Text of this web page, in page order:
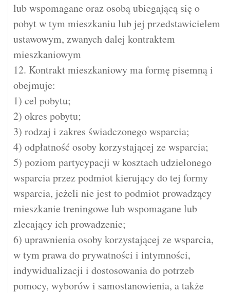
lub wspomagane oraz osobą ubiegającą się o
pobyt w tym mieszkaniu lub jej przedstawicielem
ustawowym, zwanych dalej kontraktem
mieszkaniowym
12. Kontrakt mieszkaniowy ma formę pisemną i
obejmuje:
1) cel pobytu;
2) okres pobytu;
3) rodzaj i zakres świadczonego wsparcia;
4) odpłatność osoby korzystającej ze wsparcia;
5) poziom partycypacji w kosztach udzielonego
wsparcia przez podmiot kierujący do tej formy
wsparcia, jeżeli nie jest to podmiot prowadzący
mieszkanie treningowe lub wspomagane lub
zlecający ich prowadzenie;
6) uprawnienia osoby korzystającej ze wsparcia,
w tym prawa do prywatności i intymności,
indywidualizacji i dostosowania do potrzeb
pomocy, wyborów i samostanowienia, a także